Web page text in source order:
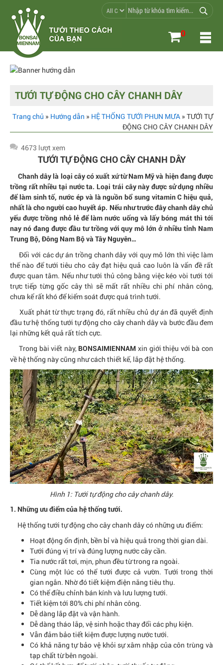
0
TƯỚI TỰ ĐỘNG CHO CÂY CHANH DÂY
Trang chủ » Hướng dẫn » HỆ THỐNG TƯỚI PHUN MƯA » TƯỚI TỰ
ĐỘNG CHO CÂY CHANH DÂY
4673 lượt xem
TƯỚI TỰ ĐỘNG CHO CÂY CHANH DÂY
Chanh dây là loại cây có xuất xứ từ Nam Mỹ và hiện đang được
trồng rất nhiều tại nước ta. Loại trái cây này được sử dụng nhiều
để làm sinh tố, nước ép và là nguồn bổ sung vitamin C hiệu quả,
nhất là cho người cao huyết áp. Nếu như trước đây chanh dây chủ
yếu được trồng nhỏ lẻ để làm nước uống và lấy bóng mát thì tới
nay nó đang được đầu tư trồng với quy mô lớn ở nhiều tỉnh Nam
Trung Bộ, Đông Nam Bộ và Tây Nguyên…
Đối với các dự án trồng chanh dây với quy mô lớn thì việc làm
thế nào để tưới tiêu cho cây đạt hiệu quả cao luôn là vấn đề rất
được quan tâm. Nếu như tưới thủ công bằng việc kéo vòi tưới tới
trực tiếp từng gốc cây thì sẽ mất rất nhiều chi phí nhân công,
chưa kể rất khó để kiểm soát được quá trình tưới.
Xuất phát từ thực trạng đó, rất nhiều chủ dự án đã quyết định
đầu tư hệ thống tưới tự động cho cây chanh dây và bước đầu đem
lại những kết quả rất tích cực.
Trong bài viết này, BONSAIMIENNAM xin giới thiệu với bà con
về hệ thống này cũng như cách thiết kế, lắp đặt hệ thống.
Hình 1: Tưới tự động cho cây chanh dây.
1. Những ưu điểm của hệ thống tưới.
Hệ thống tưới tự động cho cây chanh dây có những ưu điểm:
Hoạt động ổn định, bền bỉ và hiệu quả trong thời gian dài.
Tưới đúng vị trí và đúng lượng nước cây cần.
Tia nước rất tơi, mịn, phun đều từ trong ra ngoài.
Cùng một lúc có thể tưới được cả vườn. Tưới trong thời
gian ngắn. Nhờ đó tiết kiệm điện năng tiêu thụ.
Có thể điều chỉnh bán kính và lưu lượng tưới.
Tiết kiệm tới 80% chi phí nhân công.
Dễ dàng lắp đặt và vận hành.
Dễ dàng tháo lắp, vệ sinh hoặc thay đổi các phụ kiện.
Vẫn đảm bảo tiết kiệm được lượng nước tưới.
Có khả năng tự bảo vệ khỏi sự xâm nhập của côn trùng và
tạp chất từ bên ngoài.